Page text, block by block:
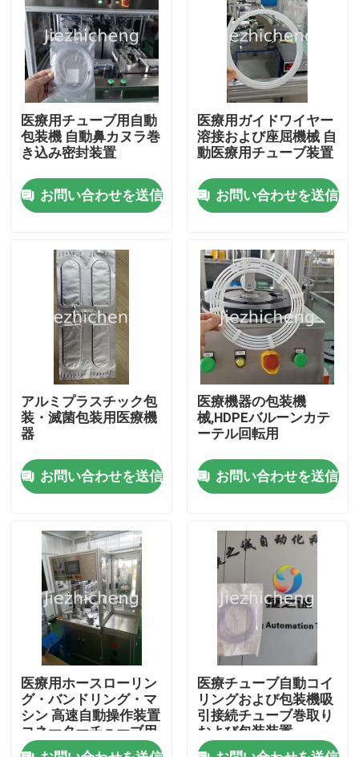
家へ
製品
ビデオ
わたしたち に つい て
工場 ツアー
品質管理
連絡 ください
引金 を 求め て ください
医療機器の包装機械
機械を作る医療機器
医療用チューブ用自動
包装機 自動鼻カヌラ巻
き込み密封装置
お問い合わせを送信
医療用ガイドワイヤー
溶接および座屈機械 自
動医療用チューブ装置
お問い合わせを送信
アルミプラスチック包
装・滅菌包装用医療機
器
お問い合わせを送信
医療機器の包装機
械,HDPEバルーンカテ
ーテル回転用
お問い合わせを送信
医療用ホースローリン
グ・バンドリング・マ
シン 高速自動操作装置
コネーターチューブ用
のローリング・バンド
医療チューブ自動コイ
リングおよび包装機吸
引接続チューブ巻取り
および包装装置
XYG001